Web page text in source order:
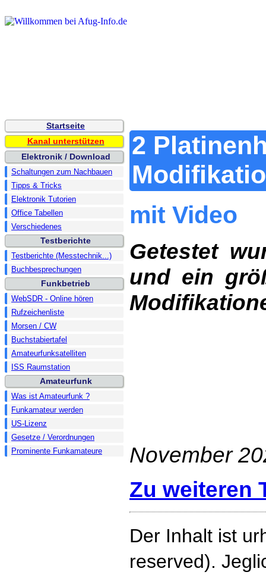
Startseite
Kanal unterstützen
Elektronik / Download
Schaltungen zum Nachbauen
Tipps & Tricks
Elektronik Tutorien
Office Tabellen
Verschiedenes
Testberichte
Testberichte (Messtechnik...)
Buchbesprechungen
Funkbetrieb
WebSDR - Online hören
Rufzeichenliste
Morsen / CW
Buchstabiertafel
Amateurfunksatelliten
ISS Raumstation
Amateurfunk
Was ist Amateurfunk ?
Funkamateur werden
US-Lizenz
Gesetze / Verordnungen
Prominente Funkamateure
2
mit Video
Getestet
und ein
November
Zu weiteren
Der Inhalt ist
reserved).